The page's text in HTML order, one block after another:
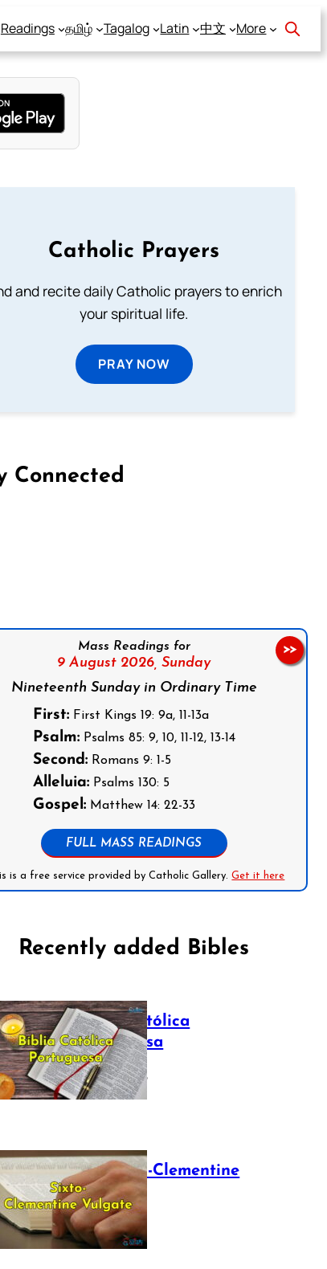
Readings தமிழ் Tagalog Latin 中文 More
Catholic Prayers
and recite daily Catholic prayers to enrich
your spiritual life.
PRAY NOW
Connected
Mass Readings for
9 August 2026, Sunday
Nineteenth Sunday in Ordinary Time
First:First Kings 19: 9a, 11-13a
Psalm:Psalms 85: 9, 10, 11-12, 13-14
Second:Romans 9: 1-5
Alleluia:Psalms 130: 5
Gospel:Matthew 14: 22-33
FULL MASS READINGS
is a free service provided by Catholic Gallery.Get it here
>>
Recently added Bibles
Bíblia Católica
Portuguesa
July 16, 2025
The Sixto-Clementine
Vulgate
July 12, 2025